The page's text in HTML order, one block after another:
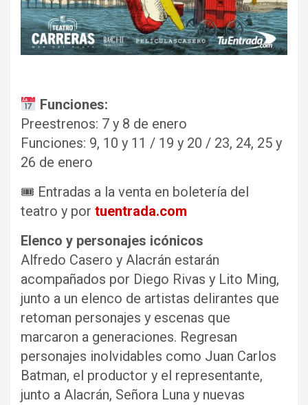
Funciones:
Preestrenos: 7 y 8 de enero
Funciones: 9, 10 y 11 / 19 y 20 / 23, 24, 25 y
26 de enero
🎟 Entradas a la venta en boletería del
teatro y por tuentrada.com
Elenco y personajes icónicos
Alfredo Casero y Alacrán estarán
acompañados por Diego Rivas y Lito Ming,
junto a un elenco de artistas delirantes que
retoman personajes y escenas que
marcaron a generaciones. Regresan
personajes inolvidables como Juan Carlos
Batman, el productor y el representante,
junto a Alacrán, Señora Luna y nuevas